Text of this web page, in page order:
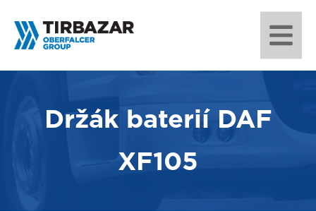
Držák baterií DAF
XF105